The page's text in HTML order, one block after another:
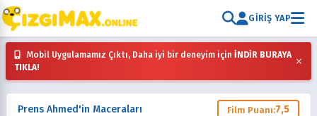
GIRIŞ YAP
Mobil Uygulamamız Çıktı, Daha iyi bir deneyim için İNDİR BURAYA
TIKLA!
×
Prens Ahmed'in Maceraları Film Puanı:7,5